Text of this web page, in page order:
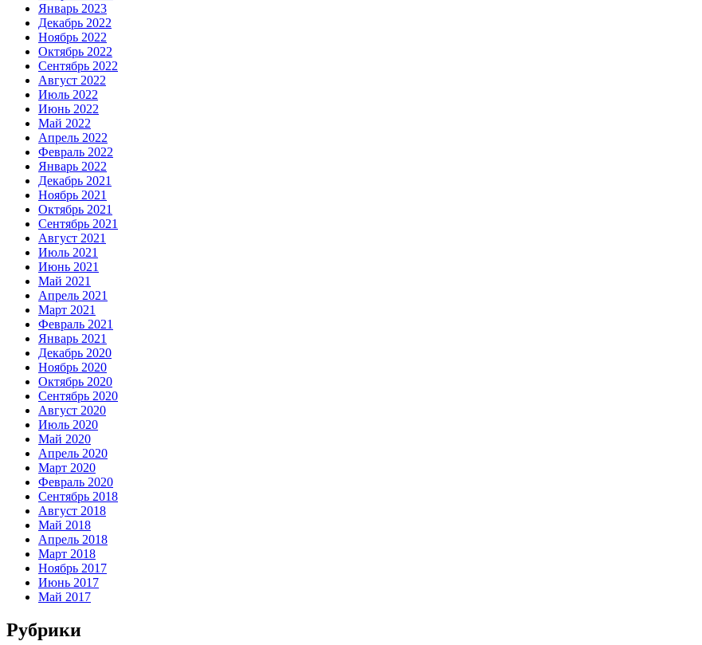
Январь 2023
Декабрь 2022
Ноябрь 2022
Октябрь 2022
Сентябрь 2022
Август 2022
Июль 2022
Июнь 2022
Май 2022
Апрель 2022
Февраль 2022
Январь 2022
Декабрь 2021
Ноябрь 2021
Октябрь 2021
Сентябрь 2021
Август 2021
Июль 2021
Июнь 2021
Май 2021
Апрель 2021
Март 2021
Февраль 2021
Январь 2021
Декабрь 2020
Ноябрь 2020
Октябрь 2020
Сентябрь 2020
Август 2020
Июль 2020
Май 2020
Апрель 2020
Март 2020
Февраль 2020
Сентябрь 2018
Август 2018
Май 2018
Апрель 2018
Март 2018
Ноябрь 2017
Июнь 2017
Май 2017
Рубрики